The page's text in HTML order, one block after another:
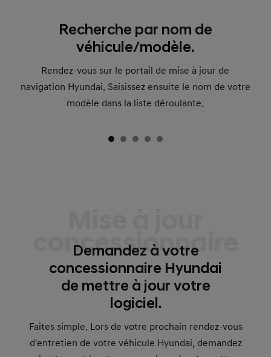
Recherche par nom de
véhicule/modèle.
Rendez-vous sur le portail de mise à jour de
navigation Hyundai. Saisissez ensuite le nom de votre
modèle dans la liste déroulante.
concessionnaire
Demandez à votre
concessionnaire Hyundai
de mettre à jour votre
logiciel.
Faites simple. Lors de votre prochain rendez-vous
d'entretien de votre véhicule Hyundai, demandez